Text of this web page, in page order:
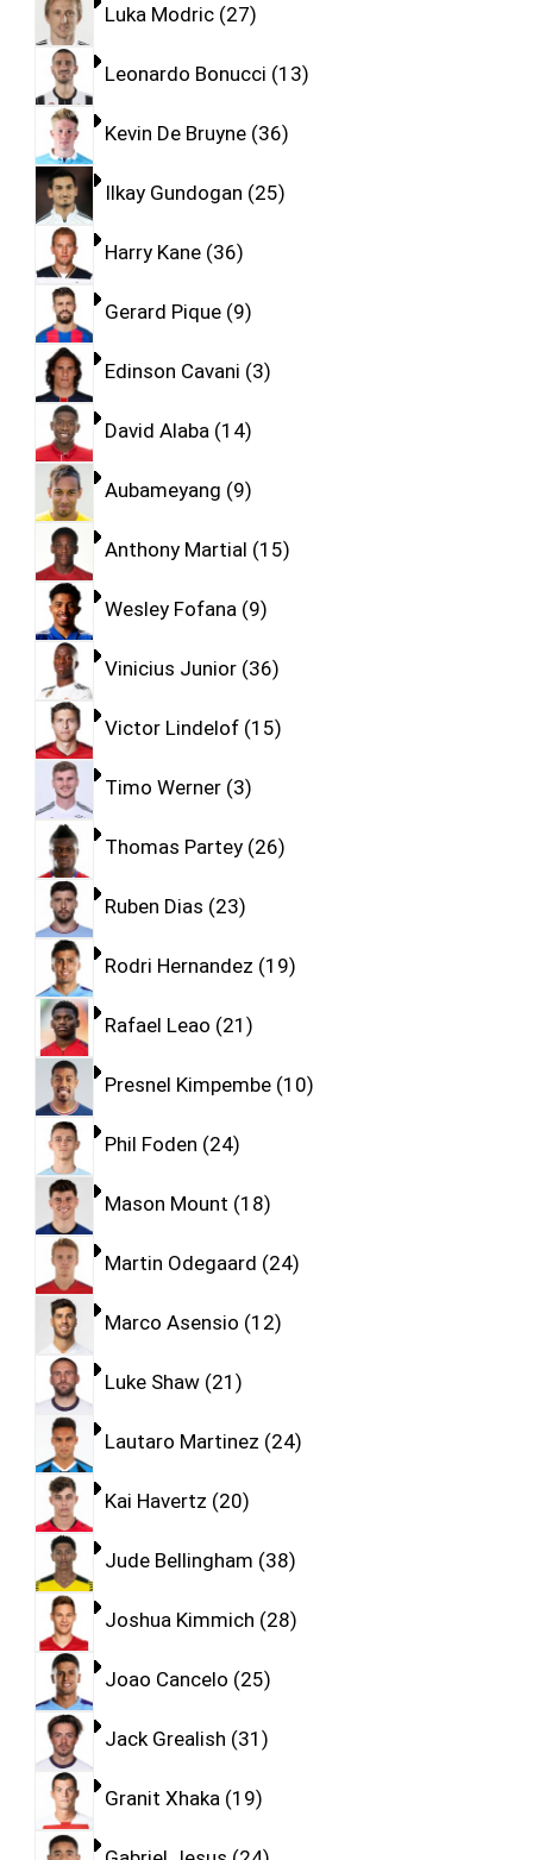
Luka Modric 27
Leonardo Bonucci 13
Kevin De Bruyne 36
Ilkay Gundogan 25
Harry Kane 36
Gerard Pique 9
Edinson Cavani 3
David Alaba 14
Aubameyang 9
Anthony Martial 15
Wesley Fofana 9
Vinicius Junior 36
Victor Lindelof 15
Timo Werner 3
Thomas Partey 26
Ruben Dias 23
Rodri Hernandez 19
Rafael Leao 21
Presnel Kimpembe 10
Phil Foden 24
Mason Mount 18
Martin Odegaard 24
Marco Asensio 12
Luke Shaw 21
Lautaro Martinez 24
Kai Havertz 20
Jude Bellingham 38
Joshua Kimmich 28
Joao Cancelo 25
Jack Grealish 31
Granit Xhaka 19